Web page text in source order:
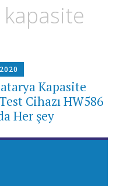
Kapasite
Cihazı HW586
Her şey